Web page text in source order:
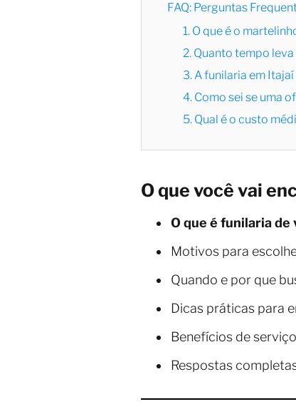
FAQ: Perguntas
1. O que é o
2. Quanto tempo
3. A funilaria em
4. Como sei se uma
5. Qual é o custo
O que você vai
O que é funilaria de
Motivos para
Quando e por que
Dicas práticas para
Benefícios de
Respostas